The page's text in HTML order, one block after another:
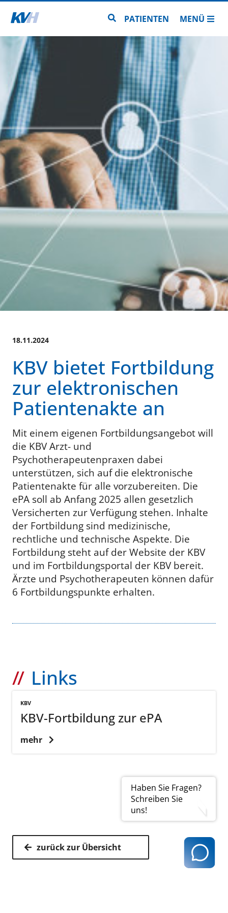
Zur Startseite Zur Seitensuche
PATIENTEN MENÜ
Haben Sie Fragen?
Schreiben Sie
uns!
18.11.2024
KBV bietet Fortbildung
zur elektronischen
Patientenakte an
Mit einem eigenen Fortbildungsangebot will
die KBV Arzt- und
Psychotherapeutenpraxen dabei
unterstützen, sich auf die elektronische
Patientenakte für alle vorzubereiten. Die
ePA soll ab Anfang 2025 allen gesetzlich
Versicherten zur Verfügung stehen. Inhalte
der Fortbildung sind medizinische,
rechtliche und technische Aspekte. Die
Fortbildung steht auf der Website der KBV
und im Fortbildungsportal der KBV bereit.
Ärzte und Psychotherapeuten können dafür
6 Fortbildungspunkte erhalten.
Links
KBV
KBV-Fortbildung zur ePA
mehr
zurück zur Übersicht